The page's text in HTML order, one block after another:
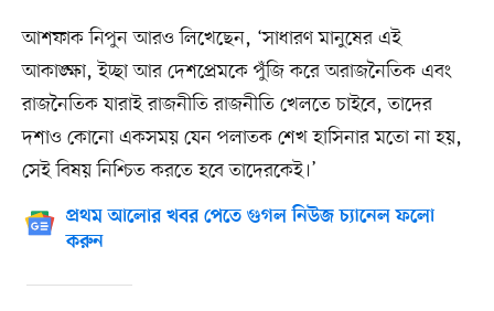
আশফাক নিপুন আরও লিখেছেন, ‘সাধারণ মানুষের এই
আকাঙ্ক্ষা, ইচ্ছা আর দেশপ্রেমকে পুঁজি করে অরাজনৈতিক এবং
রাজনৈতিক যারাই রাজনীতি রাজনীতি খেলতে চাইবে, তাদের
দশাও কোনো একসময় যেন পলাতক শেখ হাসিনার মতো না হয়,
সেই বিষয় নিশ্চিত করতে হবে তাদেরকেই।’
প্রথম আলোর খবর পেতে গুগল নিউজ চ্যানেল ফলো
করুন